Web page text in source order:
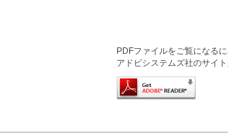
PDFファイルをご覧になる
アドビシステムズ社のサイ